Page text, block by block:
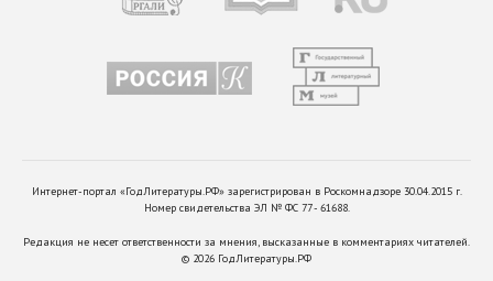
Интернет-портал «ГодЛитературы.РФ» зарегистрирован в Роскомнадзоре 30.04.2015 г.
Номер свидетельства ЭЛ № ФС 77 - 61688.
Редакция не несет ответственности за мнения, высказанные в комментариях читателей.
© 2026 ГодЛитературы.РФ